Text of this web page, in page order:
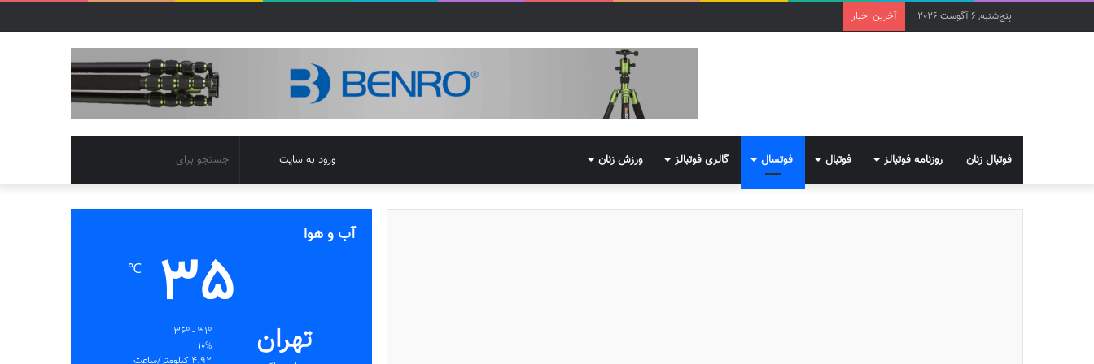
پنج‌شنبه, 6 آگوست 2026 آخرین اخبار
فوتبال زنان روزنامه فوتبالز فوتبال فوتسال گالری فوتبالز ورزش زنان
برای
تغییر
پوسته
ورود به سایت
آب و هوا
تهران
35
℃
36º - 31º
10%
4.92 کیلومتر/ساعت